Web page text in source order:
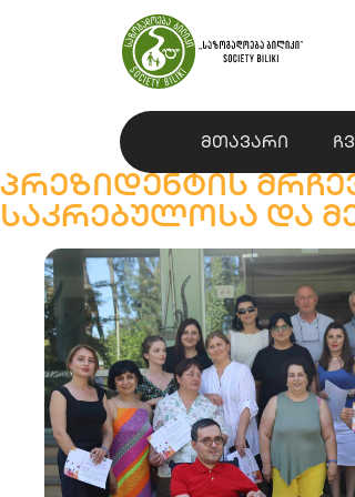
მთავარი
პრეზიდენტის
საკრებულოსა და